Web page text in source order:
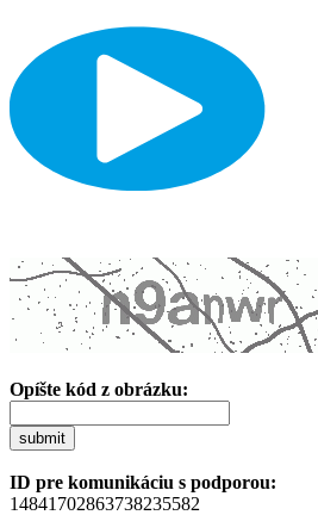
Opíšte kód z obrázku:
submit
ID pre komunikáciu s podporou:
14841702863738235582